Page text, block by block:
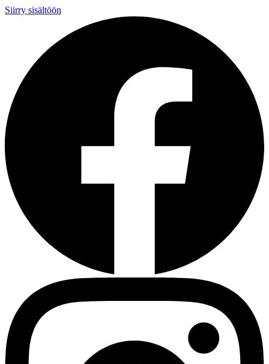
Siirry sisältöön